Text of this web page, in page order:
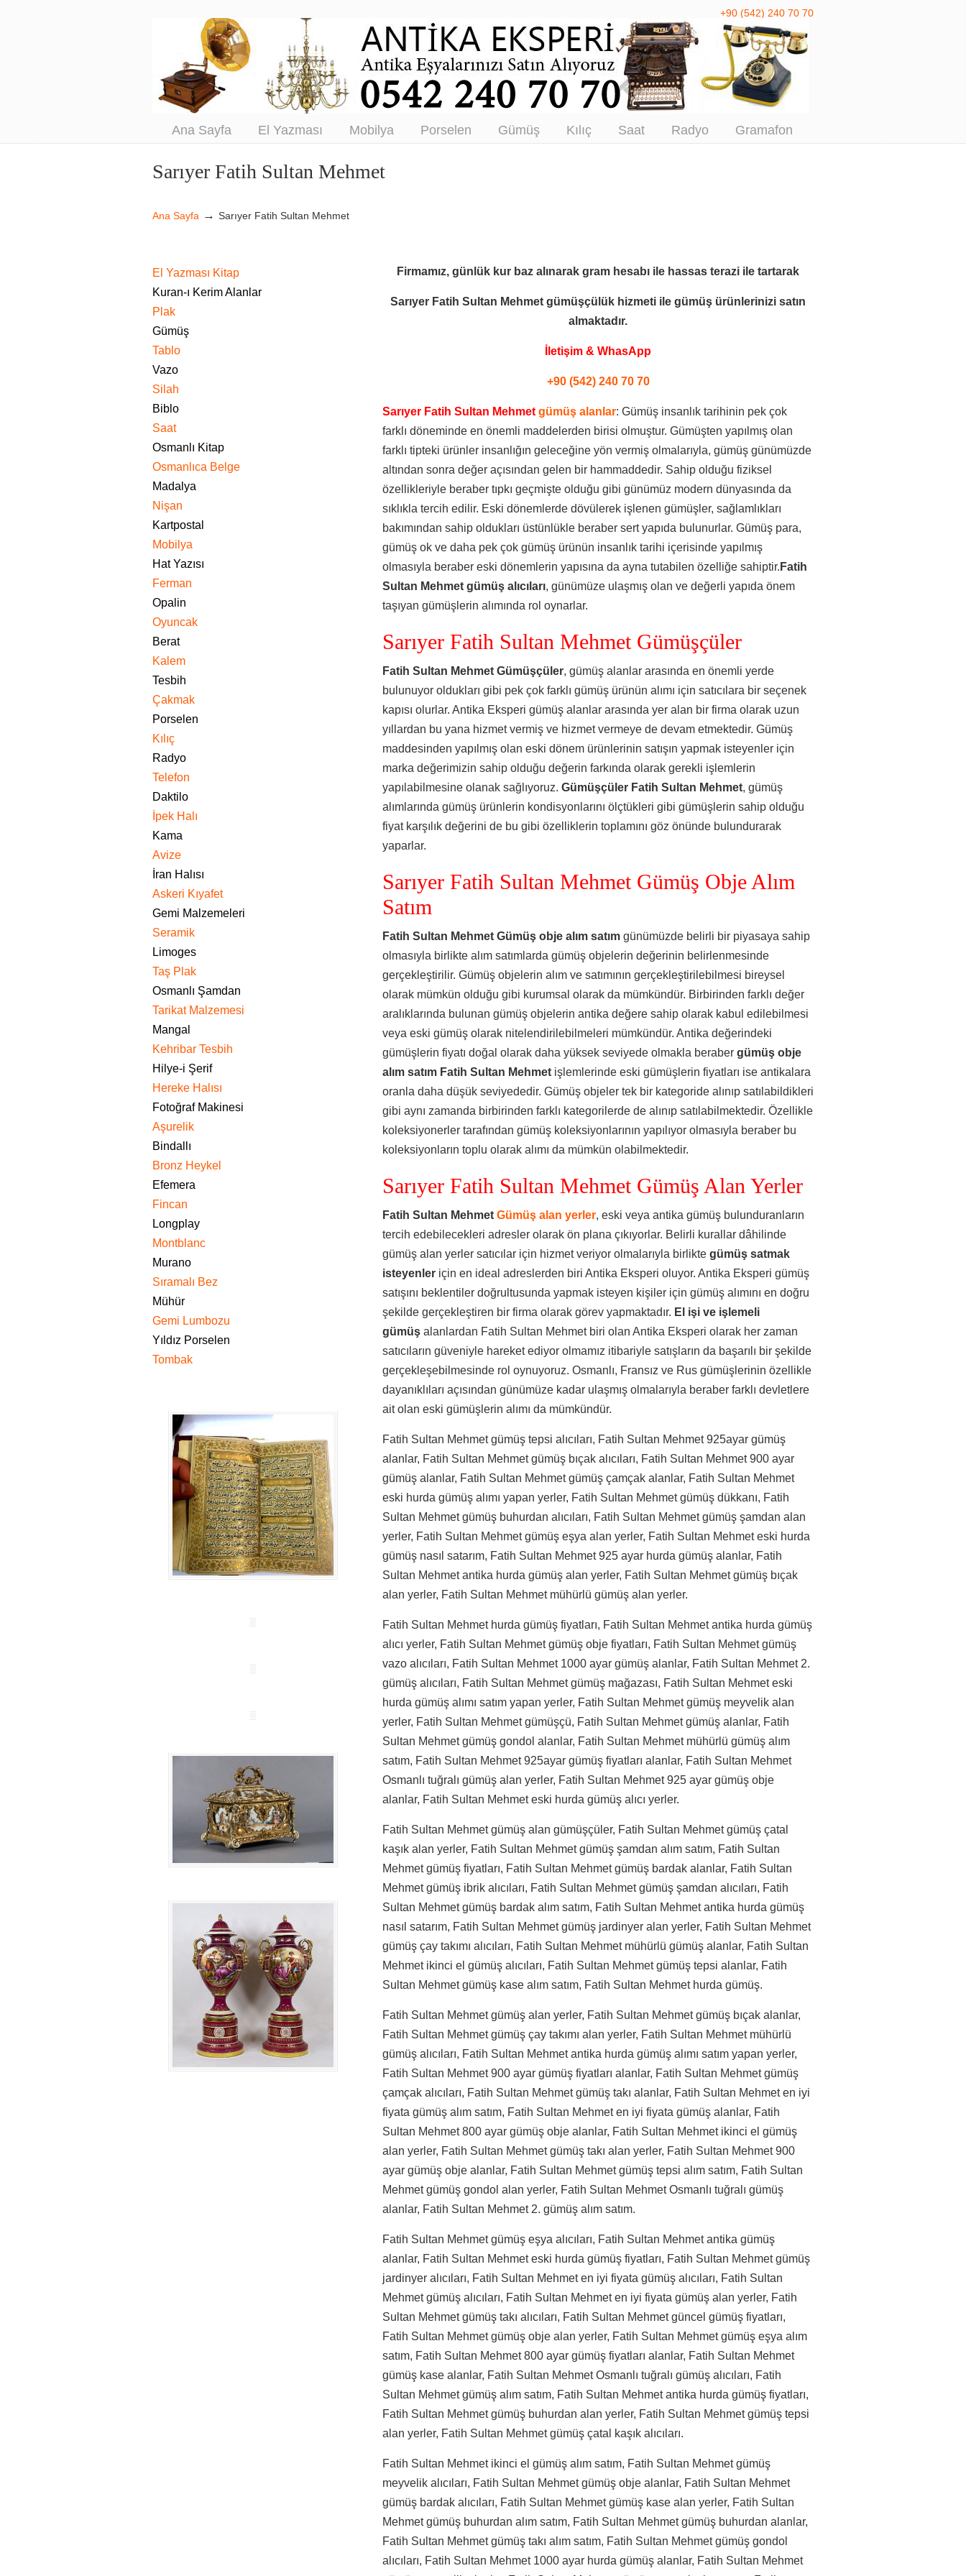
Antikacı – Antika Eşya Alanlar – Antika Alım
Satım
+90 (542) 240 70 70
Ana Sayfa El Yazması Mobilya Porselen Gümüş Kılıç Saat Radyo Gramafon
Navigation
Sarıyer Fatih Sultan Mehmet
Ana Sayfa → Sarıyer Fatih Sultan Mehmet
Firmamız, günlük kur baz alınarak gram hesabı ile hassas terazi ile tartarak
Sarıyer Fatih Sultan Mehmet gümüşçülük hizmeti ile gümüş ürünlerinizi satın
almaktadır.
İletişim & WhasApp
+90 (542) 240 70 70
Sarıyer Fatih Sultan Mehmet gümüş alanlar: Gümüş insanlık tarihinin pek çok
farklı döneminde en önemli maddelerden birisi olmuştur. Gümüşten yapılmış olan
farklı tipteki ürünler insanlığın geleceğine yön vermiş olmalarıyla, gümüş günümüzde
altından sonra değer açısından gelen bir hammaddedir. Sahip olduğu fiziksel
özellikleriyle beraber tıpkı geçmişte olduğu gibi günümüz modern dünyasında da
sıklıkla tercih edilir. Eski dönemlerde dövülerek işlenen gümüşler, sağlamlıkları
bakımından sahip oldukları üstünlükle beraber sert yapıda bulunurlar. Gümüş para,
gümüş ok ve daha pek çok gümüş ürünün insanlık tarihi içerisinde yapılmış
olmasıyla beraber eski dönemlerin yapısına da ayna tutabilen özelliğe sahiptir. Fatih
Sultan Mehmet gümüş alıcıları, günümüze ulaşmış olan ve değerli yapıda önem
taşıyan gümüşlerin alımında rol oynarlar.
Sarıyer Fatih Sultan Mehmet Gümüşçüler
Fatih Sultan Mehmet Gümüşçüler, gümüş alanlar arasında en önemli yerde
bulunuyor oldukları gibi pek çok farklı gümüş ürünün alımı için satıcılara bir seçenek
kapısı olurlar. Antika Eksperi gümüş alanlar arasında yer alan bir firma olarak uzun
yıllardan bu yana hizmet vermiş ve hizmet vermeye de devam etmektedir. Gümüş
maddesinden yapılmış olan eski dönem ürünlerinin satışın yapmak isteyenler için
marka değerimizin sahip olduğu değerin farkında olarak gerekli işlemlerin
yapılabilmesine olanak sağlıyoruz. Gümüşçüler Fatih Sultan Mehmet, gümüş
alımlarında gümüş ürünlerin kondisyonlarını ölçtükleri gibi gümüşlerin sahip olduğu
fiyat karşılık değerini de bu gibi özelliklerin toplamını göz önünde bulundurarak
yaparlar.
Sarıyer Fatih Sultan Mehmet Gümüş Obje Alım
Satım
Fatih Sultan Mehmet Gümüş obje alım satım günümüzde belirli bir piyasaya sahip
olmasıyla birlikte alım satımlarda gümüş objelerin değerinin belirlenmesinde
gerçekleştirilir. Gümüş objelerin alım ve satımının gerçekleştirilebilmesi bireysel
olarak mümkün olduğu gibi kurumsal olarak da mümkündür. Birbirinden farklı değer
aralıklarında bulunan gümüş objelerin antika değere sahip olarak kabul edilebilmesi
veya eski gümüş olarak nitelendirilebilmeleri mümkündür. Antika değerindeki
gümüşlerin fiyatı doğal olarak daha yüksek seviyede olmakla beraber gümüş obje
alım satım Fatih Sultan Mehmet işlemlerinde eski gümüşlerin fiyatları ise antikalara
oranla daha düşük seviyededir. Gümüş objeler tek bir kategoride alınıp satılabildikleri
gibi aynı zamanda birbirinden farklı kategorilerde de alınıp satılabilmektedir. Özellikle
koleksiyonerler tarafından gümüş koleksiyonlarının yapılıyor olmasıyla beraber bu
koleksiyonların toplu olarak alımı da mümkün olabilmektedir.
Sarıyer Fatih Sultan Mehmet Gümüş Alan Yerler
Fatih Sultan Mehmet Gümüş alan yerler, eski veya antika gümüş bulunduranların
tercih edebilecekleri adresler olarak ön plana çıkıyorlar. Belirli kurallar dâhilinde
gümüş alan yerler satıcılar için hizmet veriyor olmalarıyla birlikte gümüş satmak
isteyenler için en ideal adreslerden biri Antika Eksperi oluyor. Antika Eksperi gümüş
satışını beklentiler doğrultusunda yapmak isteyen kişiler için gümüş alımını en doğru
şekilde gerçekleştiren bir firma olarak görev yapmaktadır. El işi ve işlemeli
gümüş alanlardan Fatih Sultan Mehmet biri olan Antika Eksperi olarak her zaman
satıcıların güveniyle hareket ediyor olmamız itibariyle satışların da başarılı bir şekilde
gerçekleşebilmesinde rol oynuyoruz. Osmanlı, Fransız ve Rus gümüşlerinin özellikle
dayanıklıları açısından günümüze kadar ulaşmış olmalarıyla beraber farklı devletlere
ait olan eski gümüşlerin alımı da mümkündür.
Fatih Sultan Mehmet gümüş tepsi alıcıları, Fatih Sultan Mehmet 925ayar gümüş
alanlar, Fatih Sultan Mehmet gümüş bıçak alıcıları, Fatih Sultan Mehmet 900 ayar
gümüş alanlar, Fatih Sultan Mehmet gümüş çamçak alanlar, Fatih Sultan Mehmet
eski hurda gümüş alımı yapan yerler, Fatih Sultan Mehmet gümüş dükkanı, Fatih
Sultan Mehmet gümüş buhurdan alıcıları, Fatih Sultan Mehmet gümüş şamdan alan
yerler, Fatih Sultan Mehmet gümüş eşya alan yerler, Fatih Sultan Mehmet eski hurda
gümüş nasıl satarım, Fatih Sultan Mehmet 925 ayar hurda gümüş alanlar, Fatih
Sultan Mehmet antika hurda gümüş alan yerler, Fatih Sultan Mehmet gümüş bıçak
alan yerler, Fatih Sultan Mehmet mühürlü gümüş alan yerler.
Fatih Sultan Mehmet hurda gümüş fiyatları, Fatih Sultan Mehmet antika hurda gümüş
alıcı yerler, Fatih Sultan Mehmet gümüş obje fiyatları, Fatih Sultan Mehmet gümüş
vazo alıcıları, Fatih Sultan Mehmet 1000 ayar gümüş alanlar, Fatih Sultan Mehmet 2.
gümüş alıcıları, Fatih Sultan Mehmet gümüş mağazası, Fatih Sultan Mehmet eski
hurda gümüş alımı satım yapan yerler, Fatih Sultan Mehmet gümüş meyvelik alan
yerler, Fatih Sultan Mehmet gümüşçü, Fatih Sultan Mehmet gümüş alanlar, Fatih
Sultan Mehmet gümüş gondol alanlar, Fatih Sultan Mehmet mühürlü gümüş alım
satım, Fatih Sultan Mehmet 925ayar gümüş fiyatları alanlar, Fatih Sultan Mehmet
Osmanlı tuğralı gümüş alan yerler, Fatih Sultan Mehmet 925 ayar gümüş obje
alanlar, Fatih Sultan Mehmet eski hurda gümüş alıcı yerler.
Fatih Sultan Mehmet gümüş alan gümüşçüler, Fatih Sultan Mehmet gümüş çatal
kaşık alan yerler, Fatih Sultan Mehmet gümüş şamdan alım satım, Fatih Sultan
Mehmet gümüş fiyatları, Fatih Sultan Mehmet gümüş bardak alanlar, Fatih Sultan
Mehmet gümüş ibrik alıcıları, Fatih Sultan Mehmet gümüş şamdan alıcıları, Fatih
Sultan Mehmet gümüş bardak alım satım, Fatih Sultan Mehmet antika hurda gümüş
nasıl satarım, Fatih Sultan Mehmet gümüş jardinyer alan yerler, Fatih Sultan Mehmet
gümüş çay takımı alıcıları, Fatih Sultan Mehmet mühürlü gümüş alanlar, Fatih Sultan
Mehmet ikinci el gümüş alıcıları, Fatih Sultan Mehmet gümüş tepsi alanlar, Fatih
Sultan Mehmet gümüş kase alım satım, Fatih Sultan Mehmet hurda gümüş.
Fatih Sultan Mehmet gümüş alan yerler, Fatih Sultan Mehmet gümüş bıçak alanlar,
Fatih Sultan Mehmet gümüş çay takımı alan yerler, Fatih Sultan Mehmet mühürlü
gümüş alıcıları, Fatih Sultan Mehmet antika hurda gümüş alımı satım yapan yerler,
Fatih Sultan Mehmet 900 ayar gümüş fiyatları alanlar, Fatih Sultan Mehmet gümüş
çamçak alıcıları, Fatih Sultan Mehmet gümüş takı alanlar, Fatih Sultan Mehmet en iyi
fiyata gümüş alım satım, Fatih Sultan Mehmet en iyi fiyata gümüş alanlar, Fatih
Sultan Mehmet 800 ayar gümüş obje alanlar, Fatih Sultan Mehmet ikinci el gümüş
alan yerler, Fatih Sultan Mehmet gümüş takı alan yerler, Fatih Sultan Mehmet 900
ayar gümüş obje alanlar, Fatih Sultan Mehmet gümüş tepsi alım satım, Fatih Sultan
Mehmet gümüş gondol alan yerler, Fatih Sultan Mehmet Osmanlı tuğralı gümüş
alanlar, Fatih Sultan Mehmet 2. gümüş alım satım.
Fatih Sultan Mehmet gümüş eşya alıcıları, Fatih Sultan Mehmet antika gümüş
alanlar, Fatih Sultan Mehmet eski hurda gümüş fiyatları, Fatih Sultan Mehmet gümüş
jardinyer alıcıları, Fatih Sultan Mehmet en iyi fiyata gümüş alıcıları, Fatih Sultan
Mehmet gümüş alıcıları, Fatih Sultan Mehmet en iyi fiyata gümüş alan yerler, Fatih
Sultan Mehmet gümüş takı alıcıları, Fatih Sultan Mehmet güncel gümüş fiyatları,
Fatih Sultan Mehmet gümüş obje alan yerler, Fatih Sultan Mehmet gümüş eşya alım
satım, Fatih Sultan Mehmet 800 ayar gümüş fiyatları alanlar, Fatih Sultan Mehmet
gümüş kase alanlar, Fatih Sultan Mehmet Osmanlı tuğralı gümüş alıcıları, Fatih
Sultan Mehmet gümüş alım satım, Fatih Sultan Mehmet antika hurda gümüş fiyatları,
Fatih Sultan Mehmet gümüş buhurdan alan yerler, Fatih Sultan Mehmet gümüş tepsi
alan yerler, Fatih Sultan Mehmet gümüş çatal kaşık alıcıları.
Fatih Sultan Mehmet ikinci el gümüş alım satım, Fatih Sultan Mehmet gümüş
meyvelik alıcıları, Fatih Sultan Mehmet gümüş obje alanlar, Fatih Sultan Mehmet
gümüş bardak alıcıları, Fatih Sultan Mehmet gümüş kase alan yerler, Fatih Sultan
Mehmet gümüş buhurdan alım satım, Fatih Sultan Mehmet gümüş buhurdan alanlar,
Fatih Sultan Mehmet gümüş takı alım satım, Fatih Sultan Mehmet gümüş gondol
alıcıları, Fatih Sultan Mehmet 1000 ayar hurda gümüş alanlar, Fatih Sultan Mehmet
El Yazması Kitap
Kuran-ı Kerim Alanlar
Plak
Gümüş
Tablo
Vazo
Silah
Biblo
Saat
Osmanlı Kitap
Osmanlıca Belge
Madalya
Nişan
Kartpostal
Mobilya
Hat Yazısı
Ferman
Opalin
Oyuncak
Berat
Kalem
Tesbih
Çakmak
Porselen
Kılıç
Radyo
Telefon
Daktilo
İpek Halı
Kama
Avize
İran Halısı
Askeri Kıyafet
Gemi Malzemeleri
Seramik
Limoges
Taş Plak
Osmanlı Şamdan
Tarikat Malzemesi
Mangal
Kehribar Tesbih
Hilye-i Şerif
Hereke Halısı
Fotoğraf Makinesi
Aşurelik
Bindallı
Bronz Heykel
Efemera
Fincan
Longplay
Montblanc
Murano
Sıramalı Bez
Mühür
Gemi Lumbozu
Yıldız Porselen
Tombak